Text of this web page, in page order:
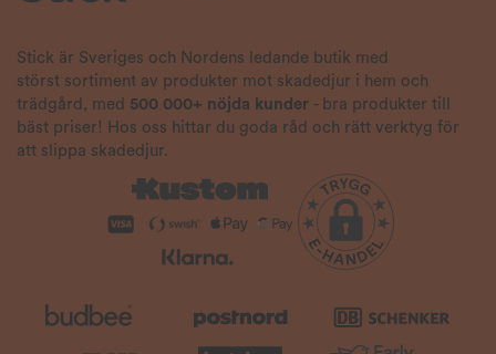
Stick är Sveriges och Nordens ledande butik med
störst sortiment av produkter mot skadedjur i hem och
trädgård, med 500 000+ nöjda kunder - bra produkter till
bäst priser! Hos oss hittar du goda råd och rätt verktyg för
att slippa skadedjur.